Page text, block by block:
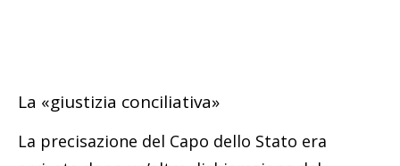
La «giustizia conciliativa»
La precisazione del Capo dello Stato era